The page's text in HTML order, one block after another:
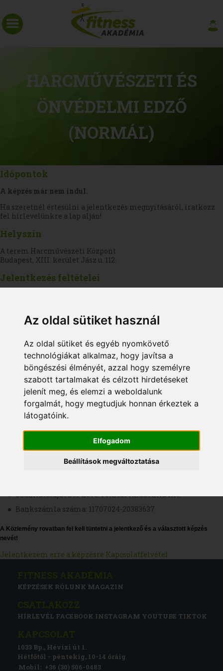
Az oldal sütiket használ
Az oldal sütiket és egyéb nyomkövető
technológiákat alkalmaz, hogy javítsa a
böngészési élményét, azzal hogy személyre
szabott tartalmakat és célzott hirdetéseket
jelenít meg, és elemzi a weboldalunk
forgalmát, hogy megtudjuk honnan érkeztek a
látogatóink.
Elfogadom
Beállítások megváltoztatása
HARCMŰVÉSZETI ÉS
ÖNVÉDELMI EDZŐ
(NORMÁL)
Időpontok
A képzés már nem indul.
Ha szeretnél értesülni a jelentkezés megnyitásáról, iratkozz
fel hírlevelünkre a lap alján!
Helyszín
A terem Harcművészeti Központ
Budapest, XIII. kerület Jász u. 112.
Jelentkezés feltételei
A részvételi díj befizetése a jelentkezési határidőig
2016. február 14.
Részvételi díj
190 500 Ft
Az ár az ÁFA-t tartalmazza.
kedvezmények
Fizetés módja
Banki átutalás vagy
Számlatulajdonos neve: Fitness Akadémia Kft.
Bankszámla száma: 11707024-20383637
A Közlemény rovatban fel kell tüntetni a jelentkező és a választott képzés
nevét!
Jelentkezem erre a képzésre Kapcsolatfelvétel
KÉPZÉSEK RÓLUNK MAGAZIN
HÍRLEVÉL FACEBOOK INSTAGRAM YOUTUBE TIKTOK
1033 Bp., Hévízi út 1.
Hétfőtől - péntekig, 10-14 óráig
Mobil: +36 (30) 506-0483